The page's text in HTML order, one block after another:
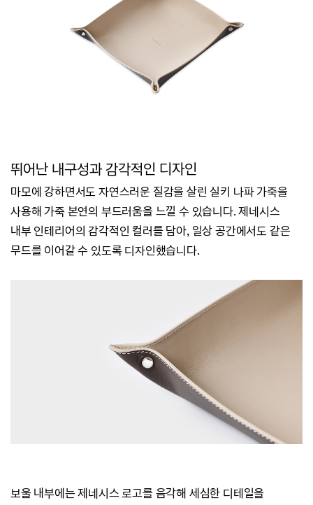
뛰어난 내구성과 감각적인 디자인
마모에 강하면서도 자연스러운 질감을 살린 실키 나파 가죽을
사용해 가죽 본연의 부드러움을 느낄 수 있습니다.제네시스
내부 인테리어의 감각적인 컬러를 담아, 일상 공간에서도 같은
무드를 이어갈 수 있도록 디자인했습니다.
보울 내부에는 제네시스 로고를 음각해 세심한 디테일을